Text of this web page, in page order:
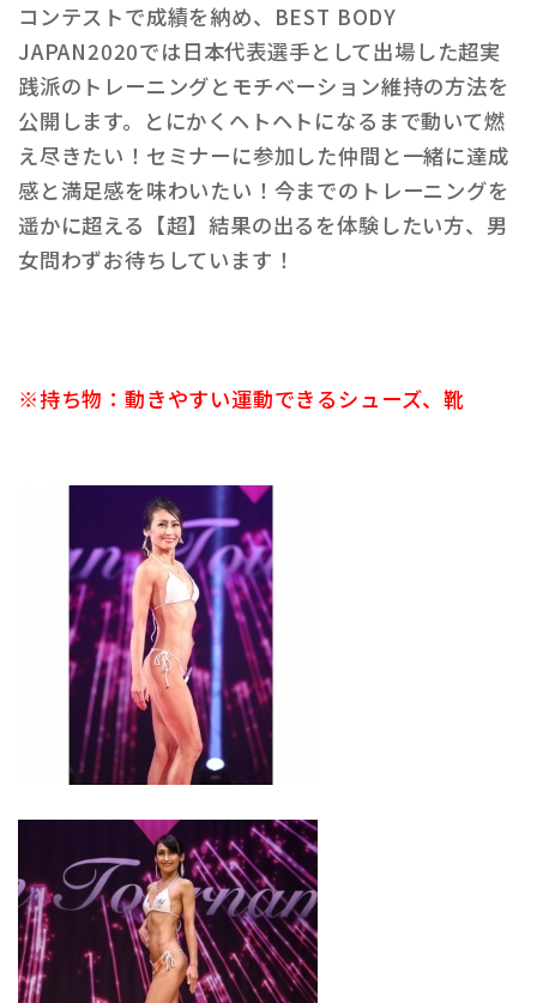
コンテストで成績を納め、BEST BODY
JAPAN2020では日本代表選手として出場した超実
践派のトレーニングとモチベーション維持の方法を
公開します。とにかくヘトヘトになるまで動いて燃
え尽きたい！セミナーに参加した仲間と一緒に達成
感と満足感を味わいたい！今までのトレーニングを
遥かに超える【超】結果の出るを体験したい方、男
女問わずお待ちしています！
※持ち物：動きやすい運動できるシューズ、靴